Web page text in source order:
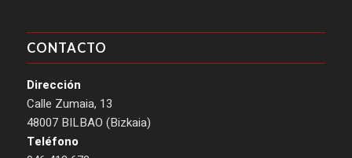
CONTACTO
Dirección
Calle Zumaia, 13
48007 BILBAO (Bizkaia)
Teléfono